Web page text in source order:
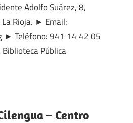
Adolfo Suárez, 8,
La Rioja. ► Email:
► Teléfono: 941 14 42 05
Pública
– Centro